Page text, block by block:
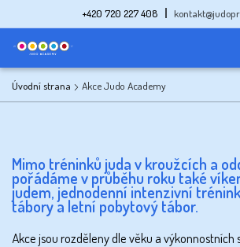
+420 720 227 408
Úvodní strana Akce Judo Academy
Mimo tréninků juda v kroužcích a
pořádáme v průběhu roku také
judem, jednodenní intenzivní
tábory a letní pobytový tábor.
Akce jsou rozděleny dle věku a výkonnostních